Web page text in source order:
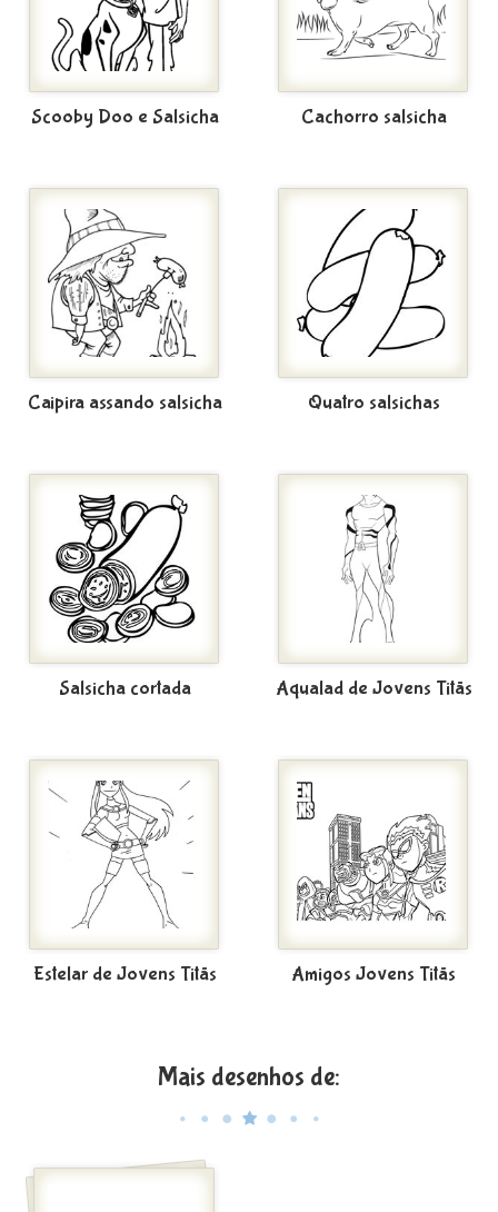
Scooby Doo e Salsicha Cachorro salsicha
Caipira assando salsicha Quatro salsichas
Salsicha cortada Aqualad de Jovens Titãs
Estelar de Jovens Titãs Amigos Jovens Titãs
Mais desenhos de: